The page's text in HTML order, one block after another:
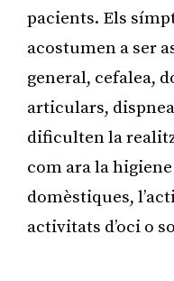
pacients. Els
acostumen a ser
general, cefalea,
articulars,
dificulten la
com ara la
domèstiques,
activitats d’oci o